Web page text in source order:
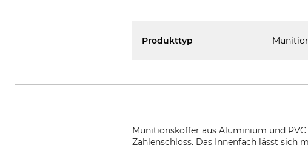
Produkttyp
Munitionskoffer aus Aluminium und
Zahlenschloss. Das Innenfach lässt